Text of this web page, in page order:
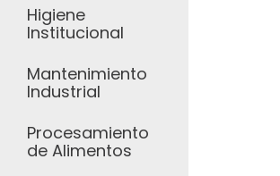
Higiene
Institucional
Mantenimiento
Industrial
Procesamiento
de Alimentos